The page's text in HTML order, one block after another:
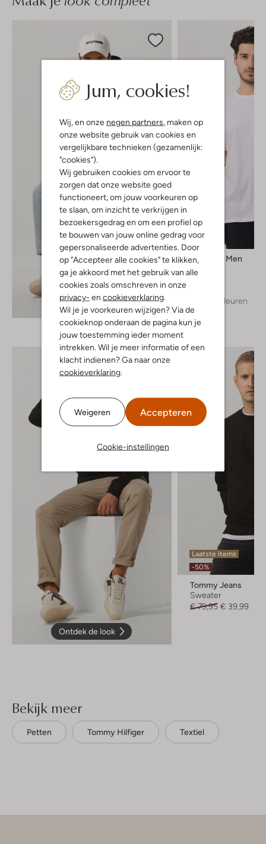
Jum, cookies!
Wij, en onze negen partners, maken op
onze website gebruik van cookies en
vergelijkbare technieken (gezamenlijk:
"cookies").
Wij gebruiken cookies om ervoor te
zorgen dat onze website goed
functioneert, om jouw voorkeuren op
te slaan, om inzicht te verkrijgen in
bezoekersgedrag en om een profiel op
te bouwen van jouw online gedrag voor
gepersonaliseerde advertenties. Door
op "Accepteer alle cookies" te klikken,
ga je akkoord met het gebruik van alle
cookies zoals omschreven in onze
privacy- en cookieverklaring.
Wil je je voorkeuren wijzigen? Via de
cookieknop onderaan de pagina kun je
jouw toestemming ieder moment
intrekken. Wil je meer informatie of een
klacht indienen? Ga naar onze
cookieverklaring.
Weigeren Accepteren
Cookie-instellingen
Ontdek de look
Selected Men
T-shirt
+ meer kleuren
Ontdek de look
Laatste items
-50%
Tommy Jeans
Sweater
€ 79,95 € 39,99
Bekijk meer
Petten Tommy Hilfiger Textiel